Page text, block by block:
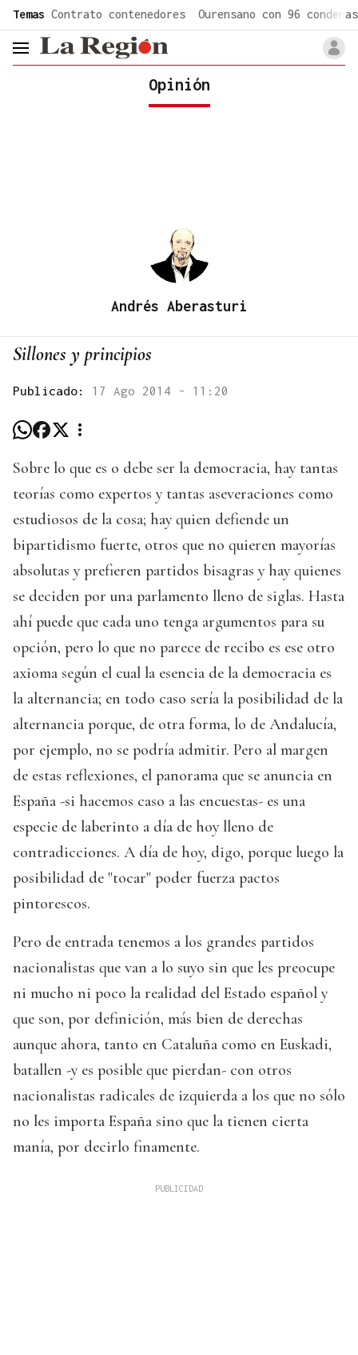
Temas Contrato contenedores Ourensano con 96 condenas
header.menu.open
Opinión
Andrés Aberasturi
Sillones y principios
Publicado: 17 Ago 2014 - 11:20
Sobre lo que es o debe ser la democracia, hay tantas
teorías como expertos y tantas aseveraciones como
estudiosos de la cosa; hay quien defiende un
bipartidismo fuerte, otros que no quieren mayorías
absolutas y prefieren partidos bisagras y hay quienes
se deciden por una parlamento lleno de siglas. Hasta
ahí puede que cada uno tenga argumentos para su
opción, pero lo que no parece de recibo es ese otro
axioma según el cual la esencia de la democracia es
la alternancia; en todo caso sería la posibilidad de la
alternancia porque, de otra forma, lo de Andalucía,
por ejemplo, no se podría admitir. Pero al margen
de estas reflexiones, el panorama que se anuncia en
España -si hacemos caso a las encuestas- es una
especie de laberinto a día de hoy lleno de
contradicciones. A día de hoy, digo, porque luego la
posibilidad de "tocar" poder fuerza pactos
pintorescos.
Pero de entrada tenemos a los grandes partidos
nacionalistas que van a lo suyo sin que les preocupe
ni mucho ni poco la realidad del Estado español y
que son, por definición, más bien de derechas
aunque ahora, tanto en Cataluña como en Euskadi,
batallen -y es posible que pierdan- con otros
nacionalistas radicales de izquierda a los que no sólo
no les importa España sino que la tienen cierta
manía, por decirlo finamente.